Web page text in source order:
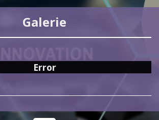
Galerie
Error